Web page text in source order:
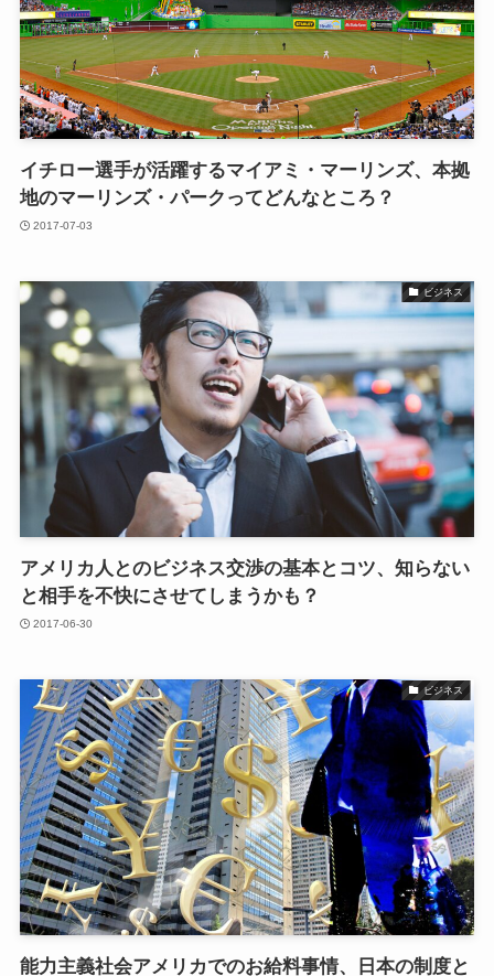
イチロー選手が活躍するマイアミ・マーリンズ、本拠
地のマーリンズ・パークってどんなところ？
2017-07-03
ビジネス
アメリカ人とのビジネス交渉の基本とコツ、知らない
と相手を不快にさせてしまうかも？
2017-06-30
ビジネス
能力主義社会アメリカでのお給料事情、日本の制度と